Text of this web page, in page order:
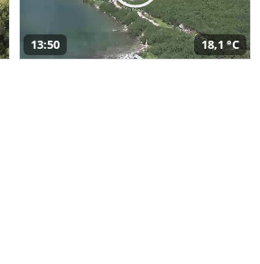
13:50 18,1 °C